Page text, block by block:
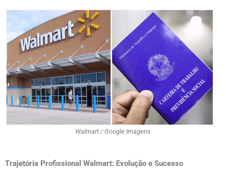
Walmart / Google Imagens
Trajetória Profissional Walmart: Evolução e Sucesso